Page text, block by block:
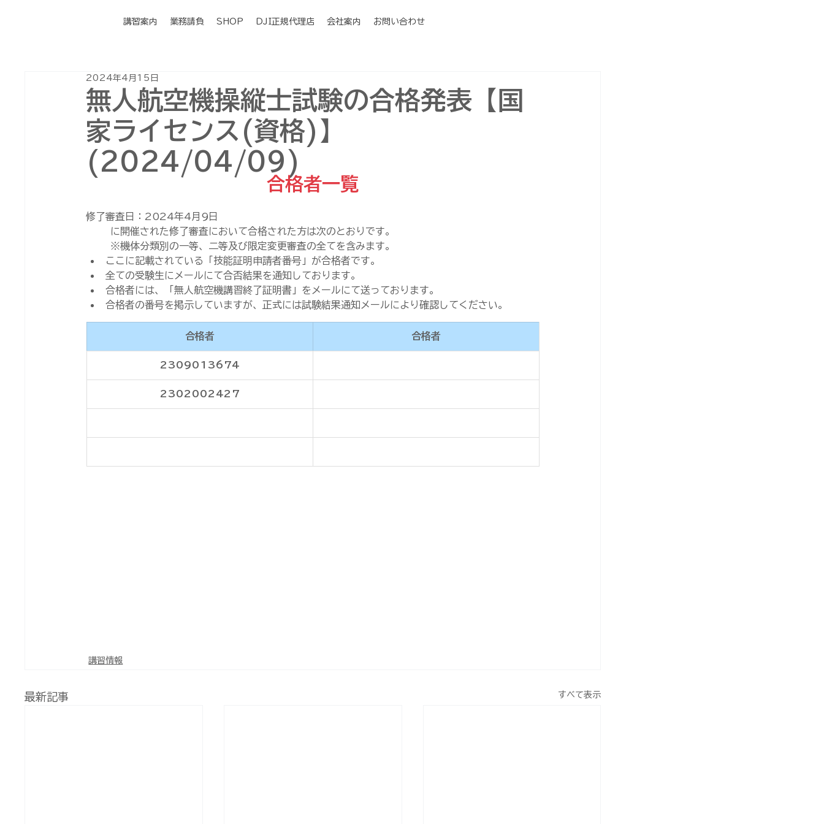
講習案内 業務請負 SHOP DJI正規代理店 会社案内 お問い合わせ
無人航空機操縦士試験の合格発表【国
家ライセンス(資格)】
(2024/04/09)
2024年4月15日
合格者一覧
修了審査日：2024年4月9日
に開催された修了審査において合格された方は次のとおりです。
※機体分類別の一等、二等及び限定変更審査の全てを含みます。
ここに記載されている「技能証明申請者番号」が合格者です。
全ての受験生にメールにて合否結果を通知しております。
合格者には、「無人航空機講習終了証明書」をメールにて送っております。
合格者の番号を掲示していますが、正式には試験結果通知メールにより確認してください。
合格者 合格者
2309013674
2302002427
講習情報
最新記事 すべて表示